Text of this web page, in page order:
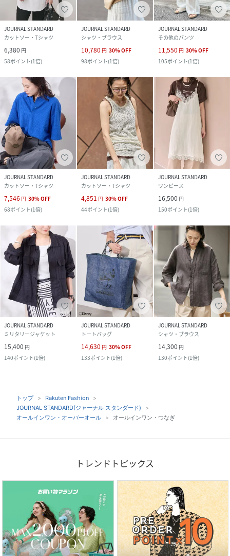
JOURNAL STANDARD
カットソー・Tシャツ
6,380 円
58ポイント(1倍)
JOURNAL STANDARD
シャツ・ブラウス
10,780 円 30%OFF
98ポイント(1倍)
JOURNAL STANDARD
その他のパンツ
11,550 円 30%OFF
105ポイント(1倍)
JOURNAL STANDARD
カットソー・Tシャツ
7,546 円 30%OFF
68ポイント(1倍)
JOURNAL STANDARD
カットソー・Tシャツ
4,851 円 30%OFF
44ポイント(1倍)
JOURNAL STANDARD
ワンピース
16,500 円
150ポイント(1倍)
JOURNAL STANDARD
ミリタリージャケット
15,400 円
140ポイント(1倍)
JOURNAL STANDARD
トートバッグ
14,630 円 30%OFF
133ポイント(1倍)
JOURNAL STANDARD
シャツ・ブラウス
14,300 円
130ポイント(1倍)
トップ
Rakuten Fashion
JOURNAL STANDARD(ジャーナル スタンダード)
オールインワン・オーバーオール
オールインワン・つなぎ
トレンドトピックス